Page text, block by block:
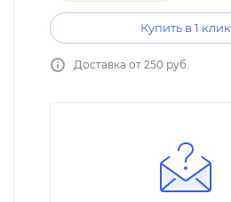
Купить в 1 клик
Доставка от 250 руб.